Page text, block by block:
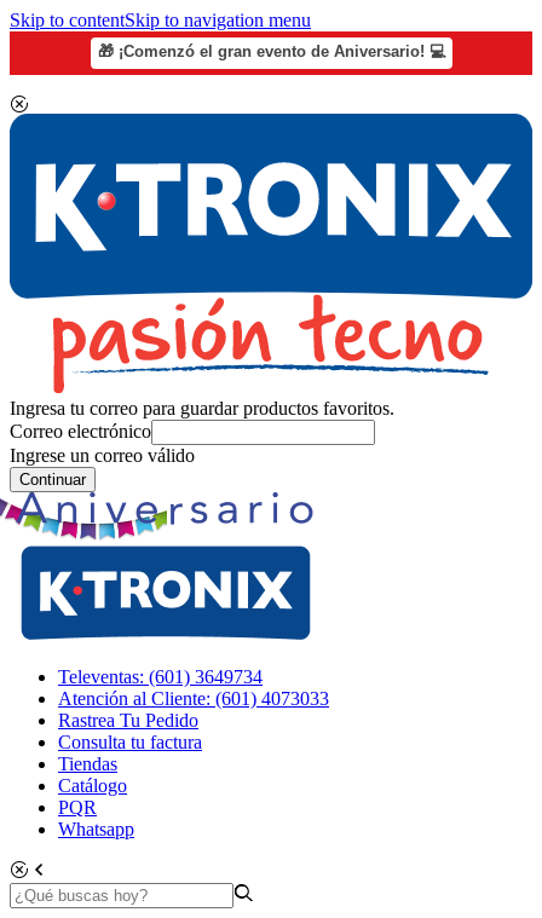
Skip to contentSkip to navigation menu
🎁 ¡Comenzó el gran evento de Aniversario! 💻
Ingresa tu correo para guardar productos favoritos.
Correo electrónico
Ingrese un correo válido
Continuar
Televentas: (601) 3649734
Atención al Cliente: (601) 4073033
Rastrea Tu Pedido
Consulta tu factura
Tiendas
Catálogo
PQR
Whatsapp